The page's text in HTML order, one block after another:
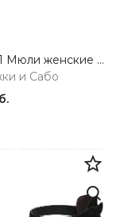
R8759/01 Мюли женские Remonte
и Сабо